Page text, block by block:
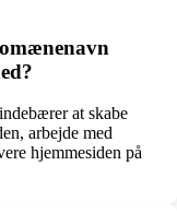
at skabe
arbejde med
hjemmesiden på